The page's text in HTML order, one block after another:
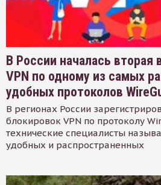
В России началась вторая
VPN по одному из самых
удобных протоколов
В регионах России
блокировок VPN по протоколу
технические специалисты
удобных и распространенных